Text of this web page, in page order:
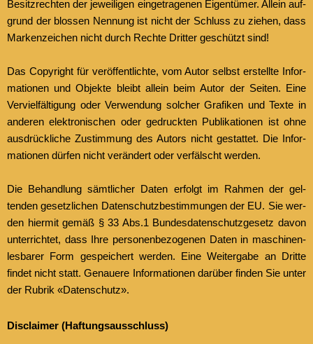
Besitzrecht­en der jew­eili­gen einge­tra­ge­nen Eigen­tümer. Allein auf­
grund der blossen Nen­nung ist nicht der Schluss zu ziehen, dass
Marken­ze­ichen nicht durch Rechte Drit­ter geschützt sind!
Das Copy­right für veröf­fentlichte, vom Autor selb­st erstellte Infor­
ma­tio­nen und Objek­te bleibt allein beim Autor der Seit­en. Eine
Vervielfäl­ti­gung oder Ver­wen­dung solch­er Grafiken und Texte in
anderen elek­tro­n­is­chen oder gedruck­ten Pub­lika­tio­nen ist ohne
aus­drück­liche Zus­tim­mung des Autors nicht ges­tat­tet. Die Infor­
ma­tio­nen dür­fen nicht verän­dert oder ver­fälscht wer­den.
Die Behand­lung sämtlich­er Dat­en erfol­gt im Rah­men der gel­
tenden geset­zlichen Daten­schutzbestimmungen der EU. Sie wer­
den hier­mit gemäß § 33 Abs.1 Bun­des­daten­schutzge­setz davon
unter­richtet, dass Ihre per­so­n­en­be­zo­ge­nen Dat­en in maschi­nen­
les­bar­er Form gespe­ichert wer­den. Eine Weit­er­gabe an Dritte
find­et nicht statt. Genauere Infor­ma­tio­nen darüber find­en Sie unter
der Rubrik «Daten­schutz».
Dis­claimer (Haf­tungsauss­chluss)